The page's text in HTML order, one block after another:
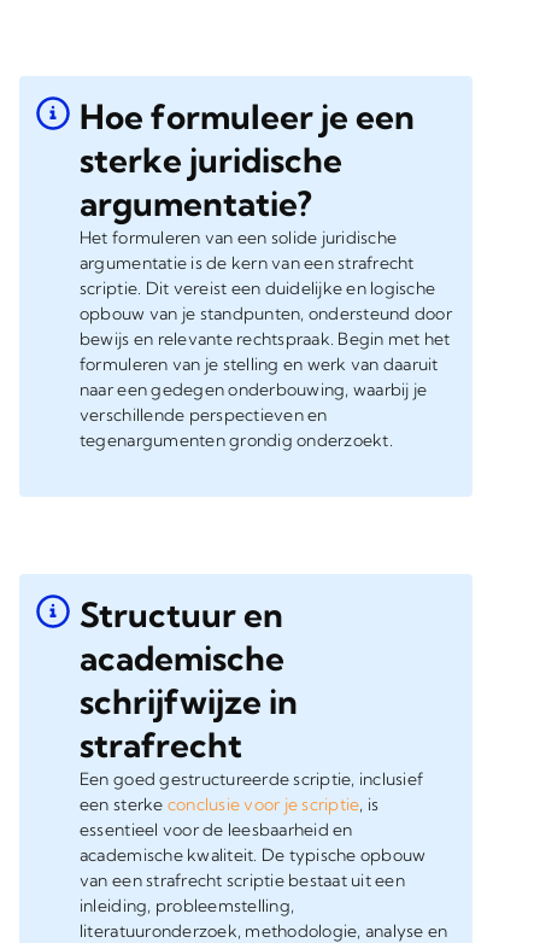
Hoe formuleer je een
sterke juridische
argumentatie?
Het formuleren van een solide juridische
argumentatie is de kern van een strafrecht
scriptie. Dit vereist een duidelijke en logische
opbouw van je standpunten, ondersteund door
bewijs en relevante rechtspraak. Begin met het
formuleren van je stelling en werk van daaruit
naar een gedegen onderbouwing, waarbij je
verschillende perspectieven en
tegenargumenten grondig onderzoekt.
Structuur en
academische
schrijfwijze in
strafrecht
Een goed gestructureerde scriptie, inclusief
een sterke conclusie voor je scriptie, is
essentieel voor de leesbaarheid en
academische kwaliteit. De typische opbouw
van een strafrecht scriptie bestaat uit een
inleiding, probleemstelling,
literatuuronderzoek, methodologie, analyse en